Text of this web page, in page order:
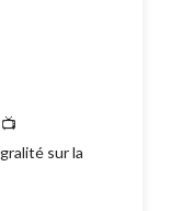
sur la